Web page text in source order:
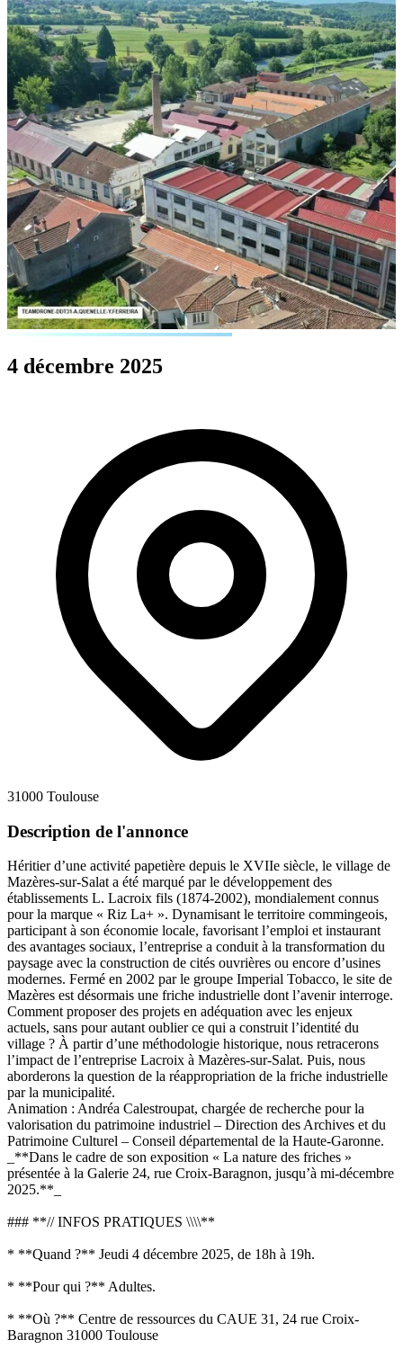
4 décembre 2025
31000 Toulouse
Description de l'annonce
Héritier d’une activité papetière depuis le XVIIe siècle, le village de
Mazères-sur-Salat a été marqué par le développement des
établissements L. Lacroix fils (1874-2002), mondialement connus
pour la marque « Riz La+ ». Dynamisant le territoire commingeois,
participant à son économie locale, favorisant l’emploi et instaurant
des avantages sociaux, l’entreprise a conduit à la transformation du
paysage avec la construction de cités ouvrières ou encore d’usines
modernes. Fermé en 2002 par le groupe Imperial Tobacco, le site de
Mazères est désormais une friche industrielle dont l’avenir interroge.
Comment proposer des projets en adéquation avec les enjeux
actuels, sans pour autant oublier ce qui a construit l’identité du
village ? À partir d’une méthodologie historique, nous retracerons
l’impact de l’entreprise Lacroix à Mazères-sur-Salat. Puis, nous
aborderons la question de la réappropriation de la friche industrielle
par la municipalité.
Animation : Andréa Calestroupat, chargée de recherche pour la
valorisation du patrimoine industriel – Direction des Archives et du
Patrimoine Culturel – Conseil départemental de la Haute-Garonne.
_**Dans le cadre de son exposition « La nature des friches »
présentée à la Galerie 24, rue Croix-Baragnon, jusqu’à mi-décembre
2025.**_
### **// INFOS PRATIQUES \\\\**
* **Quand ?** Jeudi 4 décembre 2025, de 18h à 19h.
* **Pour qui ?** Adultes.
* **Où ?** Centre de ressources du CAUE 31, 24 rue Croix-
Baragnon 31000 Toulouse